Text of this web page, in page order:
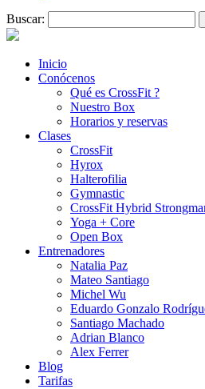
Buscar:
Inicio
Conócenos
Qué es CrossFit ?
Nuestro Box
Horarios y reservas
Clases
CrossFit
Hyrox
Halterofilia
Gymnastic
CrossFit Hybrid
Yoga + Core
Open Box
Entrenadores
Natalia Paz
Mateo Santiago
Michel Wu
Eduardo Gonzalo
Santiago Machado
Adrian Blanco
Alex Ferrer
Blog
Tarifas